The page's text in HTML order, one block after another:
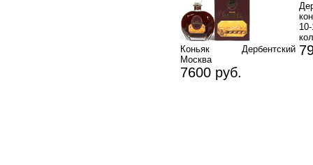
Коньяк Дербентский
Москва
7600 руб.